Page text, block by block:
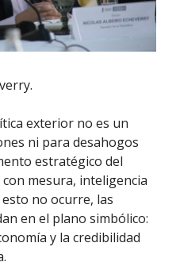
exterior no es un
ni para desahogos
estratégico del
mesura, inteligencia
no ocurre, las
en el plano simbólico:
y la credibilidad